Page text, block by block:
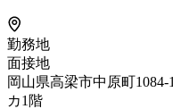
勤務地
面接地
岡山県高梁市中原町
カ1階